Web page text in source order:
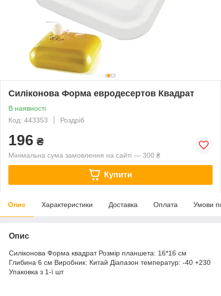
Силіконова Форма евродесертов Квадрат
В наявності
Код: 443353
Роздріб
196 ₴
Мінімальна сума замовлення на сайті — 300 ₴
Купити
Опис Характеристики Доставка Оплата Умови
Опис
Силіконова Форма квадрат Розмір планшета: 16*16 см
Глибина 6 см Виробник: Китай Діапазон температур: -40 +230
Упаковка з 1-ї шт